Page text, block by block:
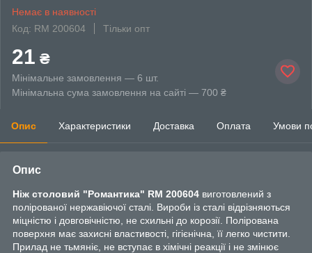
Немає в наявності
Код: RM 200604
Тільки опт
21 ₴
Мінімальне замовлення — 6 шт.
Мінімальна сума замовлення на сайті — 700 ₴
Опис Характеристики Доставка Оплата Умови
Опис
Ніж столовий "Романтика" RM 200604 виготовлений з
полірованої нержавіючої сталі. Вироби із сталі відрізняються
міцністю і довговічністю, не схильні до корозії. Полірована
поверхня має захисні властивості, гігієнічна, її легко чистити.
Прилад не тьмяніє, не вступає в хімічні реакції і не змінює